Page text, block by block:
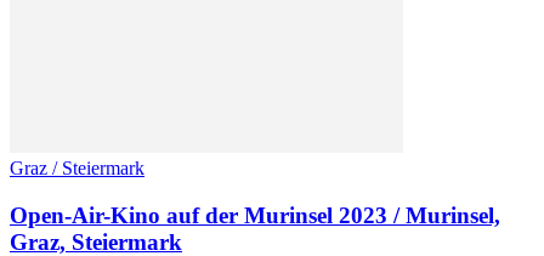
Graz / Steiermark
Open-Air-Kino auf der Murinsel 2023 / Murinsel,
Graz, Steiermark